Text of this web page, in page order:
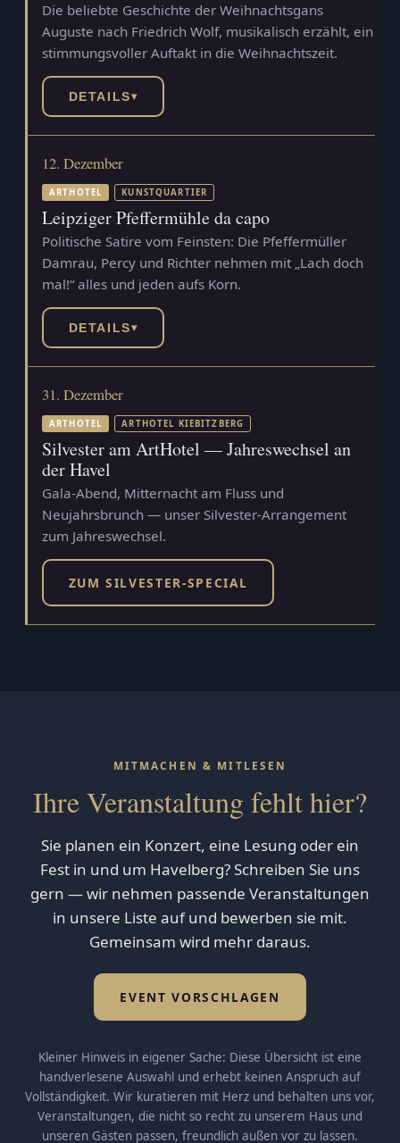
Die beliebte Geschichte der Weihnachtsgans
Auguste nach Friedrich Wolf, musikalisch erzählt, ein
stimmungsvoller Auftakt in die Weihnachtszeit.
DETAILS▾
12. Dezember
ARTHOTEL KUNSTQUARTIER
Leipziger Pfeffermühle da capo
Politische Satire vom Feinsten: Die Pfeffermüller
Damrau, Percy und Richter nehmen mit „Lach doch
mal!“ alles und jeden aufs Korn.
DETAILS▾
31. Dezember
ARTHOTEL ARTHOTEL KIEBITZBERG
Silvester am ArtHotel — Jahreswechsel an
der Havel
Gala-Abend, Mitternacht am Fluss und
Neujahrsbrunch — unser Silvester-Arrangement
zum Jahreswechsel.
ZUM SILVESTER-SPECIAL
MITMACHEN & MITLESEN
Ihre Veranstaltung fehlt hier?
Sie planen ein Konzert, eine Lesung oder ein
Fest in und um Havelberg? Schreiben Sie uns
gern — wir nehmen passende Veranstaltungen
in unsere Liste auf und bewerben sie mit.
Gemeinsam wird mehr daraus.
EVENT VORSCHLAGEN
Kleiner Hinweis in eigener Sache: Diese Übersicht ist eine
handverlesene Auswahl und erhebt keinen Anspruch auf
Vollständigkeit. Wir kuratieren mit Herz und behalten uns vor,
Veranstaltungen, die nicht so recht zu unserem Haus und
unseren Gästen passen, freundlich außen vor zu lassen.